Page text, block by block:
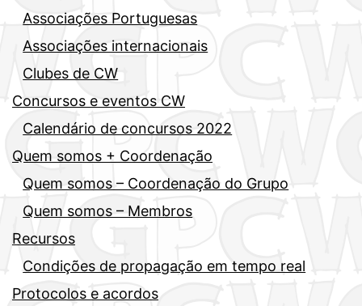
Associações Portuguesas
Associações internacionais
Clubes de CW
Concursos e eventos CW
Calendário de concursos 2022
Quem somos + Coordenação
Quem somos – Coordenação do Grupo
Quem somos – Membros
Recursos
Condições de propagação em tempo real
Protocolos e acordos